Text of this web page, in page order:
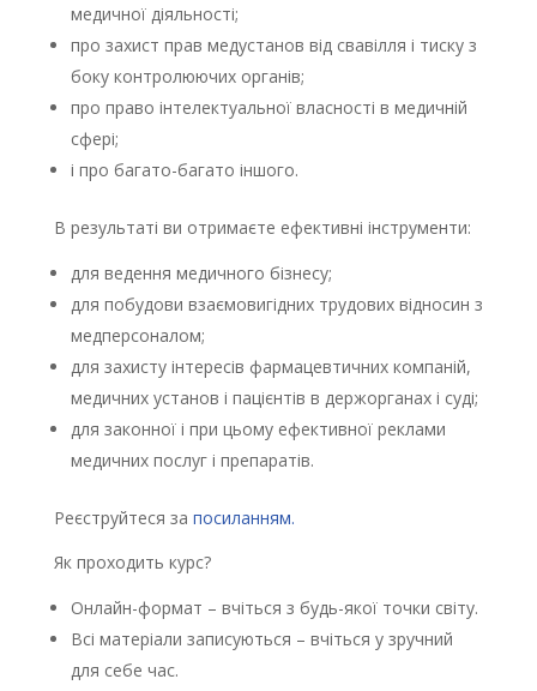
медичної діяльності;
про захист прав медустанов від свавілля і тиску з
боку контролюючих органів;
про право інтелектуальної власності в медичній
сфері;
і про багато-багато іншого.
В результаті ви отримаєте ефективні інструменти:
для ведення медичного бізнесу;
для побудови взаємовигідних трудових відносин з
медперсоналом;
для захисту інтересів фармацевтичних компаній,
медичних установ і пацієнтів в держорганах і суді;
для законної і при цьому ефективної реклами
медичних послуг і препаратів.
Реєструйтеся за посиланням.
Як проходить курс?
Онлайн-формат – вчіться з будь-якої точки світу.
Всі матеріали записуються – вчіться у зручний
для себе час.